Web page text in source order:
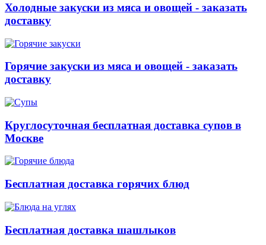
Холодные закуски из мяса и овощей - заказать
доставку
Горячие закуски из мяса и овощей - заказать
доставку
Круглосуточная бесплатная доставка супов в
Москве
Бесплатная доставка горячих блюд
Бесплатная доставка шашлыков